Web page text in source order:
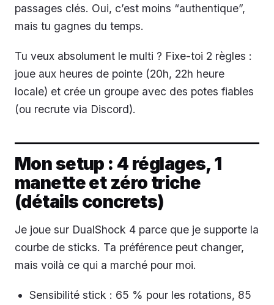
passages clés. Oui, c’est moins “authentique”,
mais tu gagnes du temps.
Tu veux absolument le multi ? Fixe-toi 2 règles :
joue aux heures de pointe (20h, 22h heure
locale) et crée un groupe avec des potes fiables
(ou recrute via Discord).
Mon setup : 4 réglages, 1
manette et zéro triche
(détails concrets)
Je joue sur DualShock 4 parce que je supporte la
courbe de sticks. Ta préférence peut changer,
mais voilà ce qui a marché pour moi.
Sensibilité stick : 65 % pour les rotations, 85